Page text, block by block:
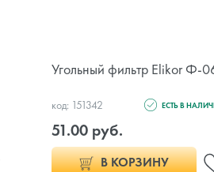
Угольный фильтр Elikor Ф-
код: 151342 ЕСТЬ В
51.00 руб.
В КОРЗИНУ